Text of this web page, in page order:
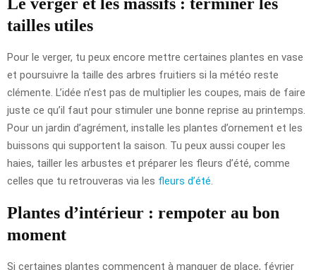
tailles utiles
Pour le verger, tu peux encore mettre certaines plantes en vase
et poursuivre la taille des arbres fruitiers si la météo reste
clémente. L’idée n’est pas de multiplier les coupes, mais de faire
juste ce qu’il faut pour stimuler une bonne reprise au printemps.
Pour un jardin d’agrément, installe les plantes d’ornement et les
buissons qui supportent la saison. Tu peux aussi couper les
haies, tailler les arbustes et préparer les fleurs d’été, comme
celles que tu retrouveras via les fleurs d’été
Plantes d’intérieur : rempoter au bon
moment
Si certaines plantes commencent à manquer de place, février